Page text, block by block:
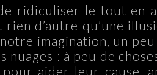
ridiculiser le tout en
rien d’autre qu’une
imagination, un peu
nuages : à peu de
aider leur cause,